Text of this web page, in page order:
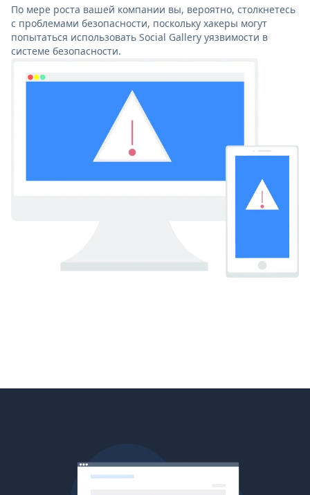
По мере роста вашей компании вы, вероятно, столкнетесь
с проблемами безопасности, поскольку хакеры могут
попытаться использовать Social Gallery уязвимости в
системе безопасности.